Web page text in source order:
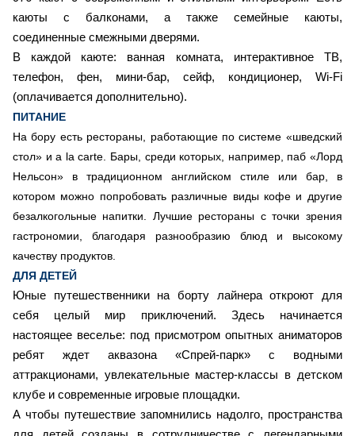
каюты с балконами, а также семейные каюты,
соединенные смежными дверями.
В каждой каюте: ванная комната, интерактивное ТВ,
телефон, фен, мини-бар, сейф, кондиционер, Wi-Fi
(оплачивается дополнительно).
ПИТАНИЕ
На бору есть рестораны, работающие по системе «шведский
стол» и a la carte. Бары, среди которых, например, паб «Лорд
Нельсон» в традиционном английском стиле или бар, в
котором можно попробовать различные виды кофе и другие
безалкогольные напитки. Лучшие рестораны с точки зрения
гастрономии, благодаря разнообразию блюд и высокому
качеству продуктов.
ДЛЯ ДЕТЕЙ
Юные путешественники на борту лайнера откроют для
себя целый мир приключений. Здесь начинается
настоящее веселье: под присмотром опытных аниматоров
ребят ждет аквазона «Спрей-парк» с водными
аттракционами, увлекательные мастер-классы в детском
клубе и современные игровые площадки.
А чтобы путешествие запомнились надолго, пространства